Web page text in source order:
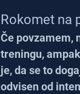
Rokomet na
Če povzamem,
treningu,
je, da se to
odvisen od